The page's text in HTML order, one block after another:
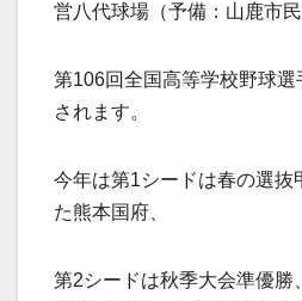
営八代球場（予備：山鹿市
第106回全国高等学校野球
されます。
今年は第1シードは春の選抜
た熊本国府、
第2シードは秋季大会準優勝